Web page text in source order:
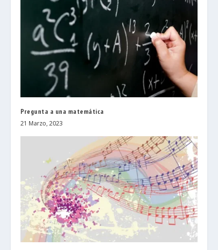
Pregunta a una matemática
21 Marzo, 2023